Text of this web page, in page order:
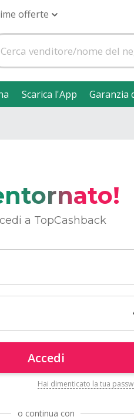
offerte
Scarica l'App Garanzia
a TopCashback
Accedi
Hai dimenticato la tua
o continua con